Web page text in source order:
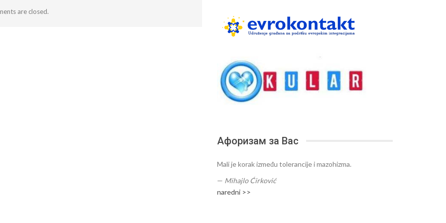
are closed.
Афоризам за Вас
Mali je korak između tolerancije i mazohizma.
— Mihajlo Ćirković
naredni >>